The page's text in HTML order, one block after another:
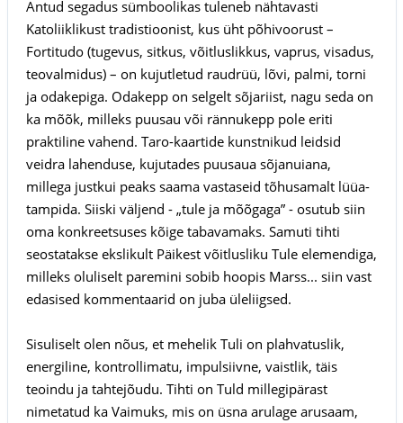
Antud segadus sümboolikas tuleneb nähtavasti
Katoliiklikust tradistioonist, kus üht põhivoorust –
Fortitudo (tugevus, sitkus, võitluslikkus, vaprus, visadus,
teovalmidus) – on kujutletud raudrüü, lõvi, palmi, torni
ja odakepiga. Odakepp on selgelt sõjariist, nagu seda on
ka mõõk, milleks puusau või rännukepp pole eriti
praktiline vahend. Taro-kaartide kunstnikud leidsid
veidra lahenduse, kujutades puusaua sõjanuiana,
millega justkui peaks saama vastaseid tõhusamalt lüüa-
tampida. Siiski väljend - „tule ja mõõgaga” - osutub siin
oma konkreetsuses kõige tabavamaks. Samuti tihti
seostatakse ekslikult Päikest võitlusliku Tule elemendiga,
milleks oluliselt paremini sobib hoopis Marss... siin vast
edasised kommentaarid on juba üleliigsed.
Sisuliselt olen nõus, et mehelik Tuli on plahvatuslik,
energiline, kontrollimatu, impulsiivne, vaistlik, täis
teoindu ja tahtejõudu. Tihti on Tuld millegipärast
nimetatud ka Vaimuks, mis on üsna arulage arusaam,